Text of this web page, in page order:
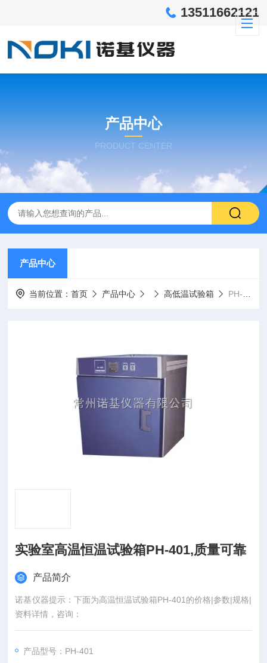
13511662121
产品中心
PRODUCT CENTER
产品中心
当前位置：首页 产品中心 高低温试验箱 PH-401实验室高温恒温试验箱PH-401,质量可靠
实验室高温恒温试验箱PH-401,质量可靠
产品简介
诺基仪器提示：下面为高温恒温试验箱PH-401的价格|参数|规格|
资料详情，咨询：
产品型号：PH-401